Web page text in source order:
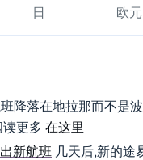
日
欧元
降落在地拉那而不是
更多 在这里
新航班 几天后,新的途